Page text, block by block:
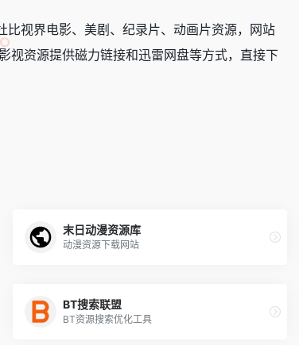
视界电影、美剧、纪录片、动画片资源，网站
视资源提供磁力链接和迅雷网盘等方式，直接下
末日动漫资源库
动漫资源下载网站
BT搜索联盟
BT资源搜索优化工具